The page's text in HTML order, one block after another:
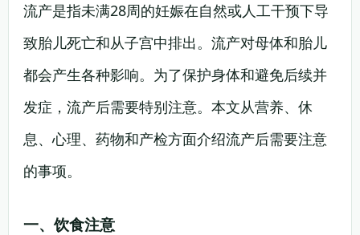
流产是指未满28周的妊娠在自然或人工干预下导
致胎儿死亡和从子宫中排出。流产对母体和胎儿
都会产生各种影响。为了保护身体和避免后续并
发症，流产后需要特别注意。本文从营养、休
息、心理、药物和产检方面介绍流产后需要注意
的事项。
一、饮食注意